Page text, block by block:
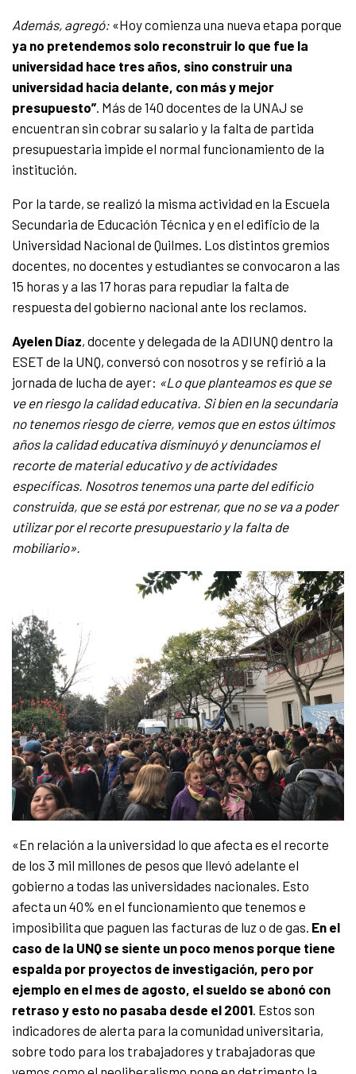
Además, agregó: «Hoy comienza una nueva etapa porque
ya no pretendemos solo reconstruir lo que fue la
universidad hace tres años, sino construir una
universidad hacia delante, con más y mejor
presupuesto”. Más de 140 docentes de la UNAJ se
encuentran sin cobrar su salario y la falta de partida
presupuestaria impide el normal funcionamiento de la
institución.
Por la tarde, se realizó la misma actividad en la Escuela
Secundaria de Educación Técnica y en el edificio de la
Universidad Nacional de Quilmes. Los distintos gremios
docentes, no docentes y estudiantes se convocaron a las
15 horas y a las 17 horas para repudiar la falta de
respuesta del gobierno nacional ante los reclamos.
Ayelen Díaz, docente y delegada de la ADIUNQ dentro la
ESET de la UNQ, conversó con nosotros y se refirió a la
jornada de lucha de ayer: «Lo que planteamos es que se
ve en riesgo la calidad educativa. Si bien en la secundaria
no tenemos riesgo de cierre, vemos que en estos últimos
años la calidad educativa disminuyó y denunciamos el
recorte de material educativo y de actividades
específicas. Nosotros tenemos una parte del edificio
construida, que se está por estrenar, que no se va a poder
utilizar por el recorte presupuestario y la falta de
mobiliario».
«En relación a la universidad lo que afecta es el recorte
de los 3 mil millones de pesos que llevó adelante el
gobierno a todas las universidades nacionales. Esto
afecta un 40% en el funcionamiento que tenemos e
imposibilita que paguen las facturas de luz o de gas. En el
caso de la UNQ se siente un poco menos porque tiene
espalda por proyectos de investigación, pero por
ejemplo en el mes de agosto, el sueldo se abonó con
retraso y esto no pasaba desde el 2001 . Estos son
indicadores de alerta para la comunidad universitaria,
sobre todo para los trabajadores y trabajadoras que